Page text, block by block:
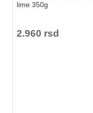
lime 350g
2.960 rsd